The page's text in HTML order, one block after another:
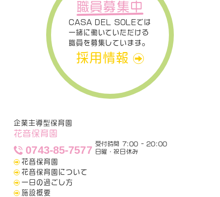
職員募集中
CASA DEL SOLEでは
一緒に働いていただける
職員を募集しています。
採用情報
企業主導型保育園
花音保育園
0743-85-7577
受付時間 7:00 - 20:00
日曜・祝日休み
花音保育園
花音保育園について
一日の過ごし方
施設概要